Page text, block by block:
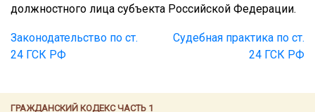
ГРАЖДАНСКИЙ КОДЕКС ЧАСТЬ 1
должностного лица субъекта Российской Федерации.
Законодательство по ст.
24 ГСК РФ
Судебная практика по ст.
24 ГСК РФ